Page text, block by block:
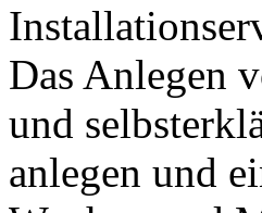
Das Anlegen
und
anlegen und